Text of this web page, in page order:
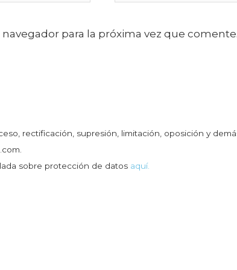
para la próxima vez que comente.
rectificación, supresión, limitación, oposición y
sobre protección de datos aquí.